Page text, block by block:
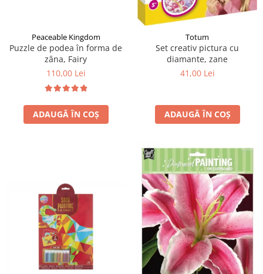
Peaceable Kingdom
Puzzle de podea în forma de
zâna, Fairy
110,00 Lei
ADAUGĂ ÎN COȘ
Totum
Set creativ pictura cu
diamante, zane
41,00 Lei
ADAUGĂ ÎN COȘ